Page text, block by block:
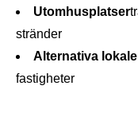
Utomhusplatser
stränder
Alternativa
fastigheter